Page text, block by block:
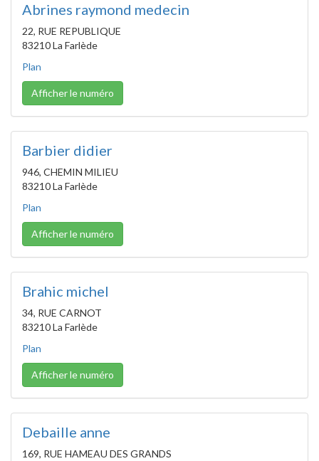
Abrines raymond medecin
22, RUE REPUBLIQUE
83210 La Farlède
Plan
Afficher le numéro
Barbier didier
946, CHEMIN MILIEU
83210 La Farlède
Plan
Afficher le numéro
Brahic michel
34, RUE CARNOT
83210 La Farlède
Plan
Afficher le numéro
Debaille anne
169, RUE HAMEAU DES GRANDS